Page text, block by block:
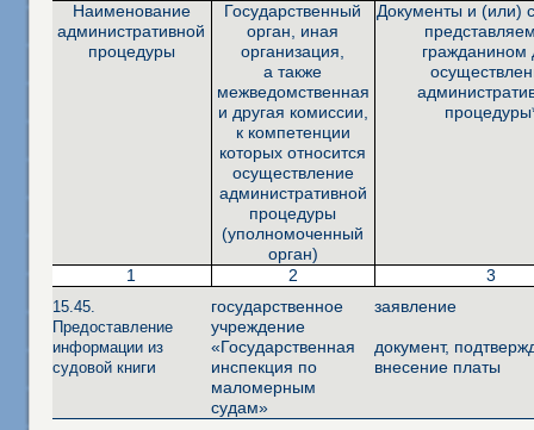
Наименование
административной
процедуры
Государственный
орган, иная
организация,
а также
межведомственная
и другая комиссии,
к компетенции
которых относится
осуществление
административной
процедуры
(уполномоченный
орган)
Документы и (или)
гражданином
1 2 3
15.45.
Предоставление
информации из
судовой книги
государственное
учреждение
«Государственная
инспекция по
маломерным
судам»
заявление
документ,
внесение платы